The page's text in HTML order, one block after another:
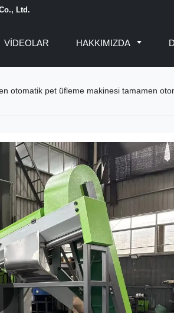
Ltd.
VİDEOLAR HAKKIMIZDA
otomatik pet üfleme makinesi tamamen